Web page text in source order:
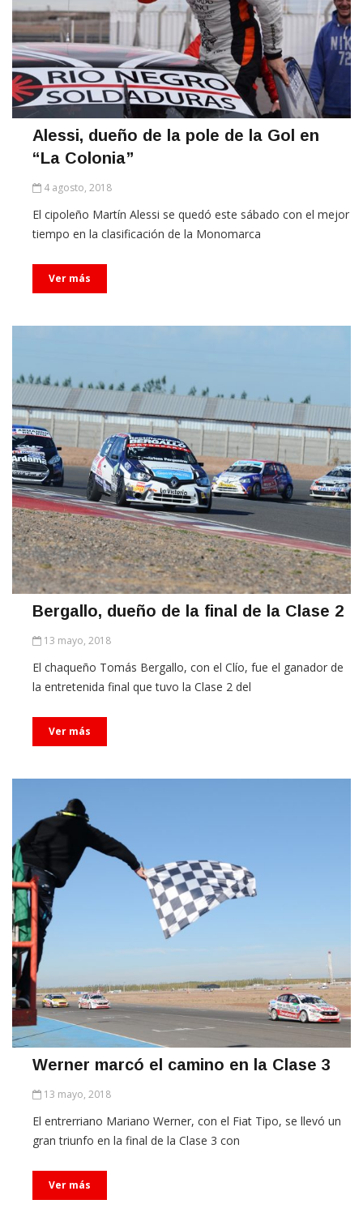
Alessi, dueño de la pole de la Gol en
“La Colonia”
4 agosto, 2018
El cipoleño Martín Alessi se quedó este sábado con el mejor
tiempo en la clasificación de la Monomarca
Ver más
Bergallo, dueño de la final de la Clase 2
13 mayo, 2018
El chaqueño Tomás Bergallo, con el Clío, fue el ganador de
la entretenida final que tuvo la Clase 2 del
Ver más
Werner marcó el camino en la Clase 3
13 mayo, 2018
El entrerriano Mariano Werner, con el Fiat Tipo, se llevó un
gran triunfo en la final de la Clase 3 con
Ver más